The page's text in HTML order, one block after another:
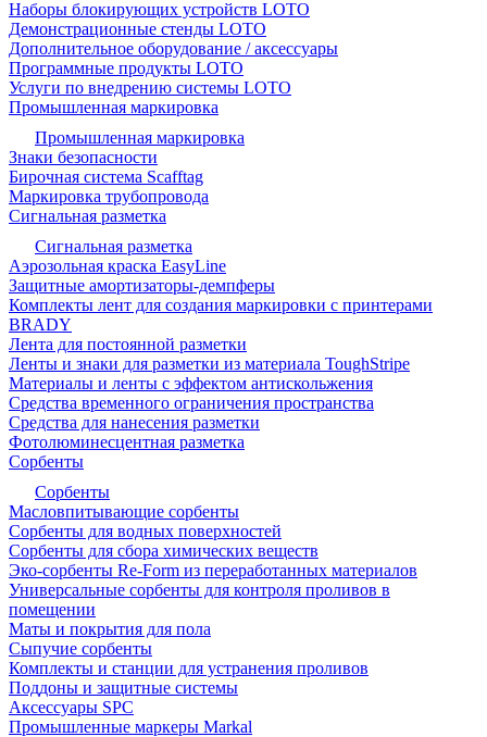
Наборы блокирующих устройств LOTO
Демонстрационные стенды LOTO
Дополнительное оборудование / аксессуары
Программные продукты LOTO
Услуги по внедрению системы LOTO
Промышленная маркировка
Промышленная маркировка
Знаки безопасности
Бирочная система Scafftag
Маркировка трубопровода
Сигнальная разметка
Сигнальная разметка
Аэрозольная краска EasyLine
Защитные амортизаторы-демпферы
Комплекты лент для создания маркировки с принтерами
BRADY
Лента для постоянной разметки
Ленты и знаки для разметки из материала ToughStripe
Материалы и ленты с эффектом антискольжения
Средства временного ограничения пространства
Средства для нанесения разметки
Фотолюминесцентная разметка
Сорбенты
Сорбенты
Масловпитывающие сорбенты
Сорбенты для водных поверхностей
Сорбенты для сбора химических веществ
Эко-сорбенты Re-Form из переработанных материалов
Универсальные сорбенты для контроля проливов в
помещении
Маты и покрытия для пола
Сыпучие сорбенты
Комплекты и станции для устранения проливов
Поддоны и защитные системы
Аксессуары SPC
Промышленные маркеры Markal